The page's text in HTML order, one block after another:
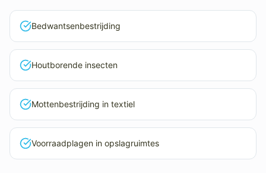
Bedwantsenbestrijding
Houtborende insecten
Mottenbestrijding in textiel
Voorraadplagen in opslagruimtes